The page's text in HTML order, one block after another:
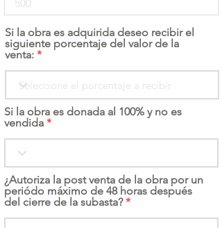
Si la obra es adquirida deseo recibir el
siguiente porcentaje del valor de la
venta:
Si la obra es donada al 100% y no es
vendida
¿Autoriza la post venta de la obra por un
periódo máximo de 48 horas después
del cierre de la subasta?